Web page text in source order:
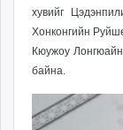
хувийг
Хонконгийн
Кюужоу Лонгюайн
байна.